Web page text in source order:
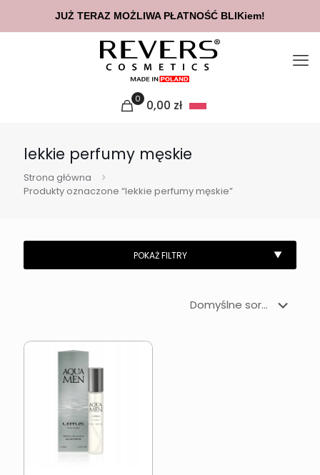
0 0,00 zł
lekkie perfumy męskie
Strona główna
Produkty oznaczone “lekkie perfumy męskie”
JUŻ TERAZ MOŻLIWA PŁATNOŚĆ BLIKiem!